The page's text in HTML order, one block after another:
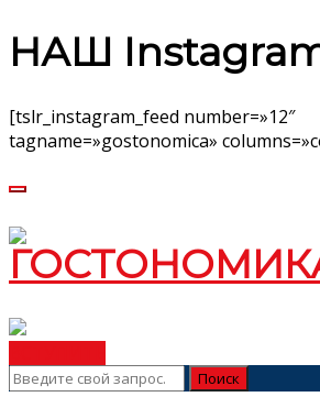
НАШ
[tslr_instagram_feed number=»12″
tagname=»gostonomica»